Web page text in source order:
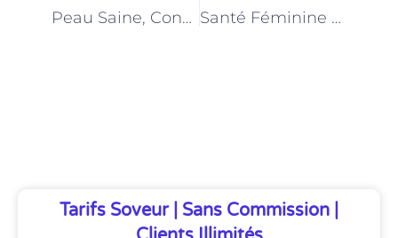
Peau Saine, Confiance Renouvelée : Tarifs et Prestations des Dermatologues Santé Féminine Prioritaire : Guide Tarifaire des Gynécologues
Tarifs Soveur | Sans Commission |